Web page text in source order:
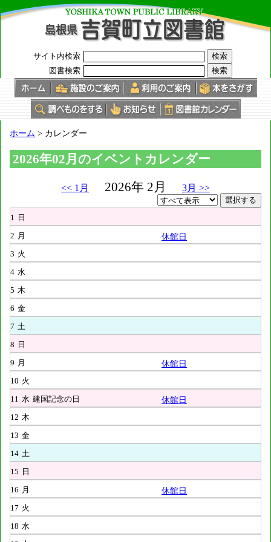
このページの本文へ
サイト内検索
図書検索
現
の
位
置：
ホーム > カレンダー
2026年02月のイベントカレンダー
<< 1月 2026年 2月 3月 >>
1 日
2 月 休館日
3 火
4 水
5 木
6 金
7 土
8 日
9 月 休館日
10 火
11 水 建国記念の日 休館日
12 木
13 金
14 土
15 日
16 月 休館日
17 火
18 水